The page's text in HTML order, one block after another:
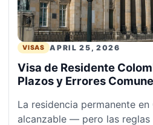
VISAS APRIL 25, 2026
Visa de Residente
Plazos y Errores
La residencia permanente
alcanzable — pero las reglas